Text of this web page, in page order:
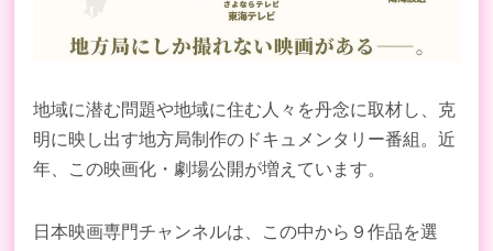
地域に潜む問題や地域に住む人々を丹念に取材し、克
明に映し出す地方局制作のドキュメンタリー番組。近
年、この映画化・劇場公開が増えています。
日本映画専門チャンネルは、この中から９作品を選